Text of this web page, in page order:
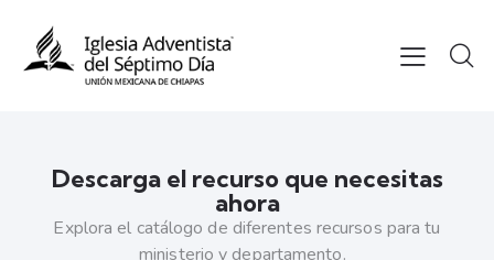
Descarga el recurso que necesitas
ahora
Explora el catálogo de diferentes recursos para tu
ministerio y departamento.